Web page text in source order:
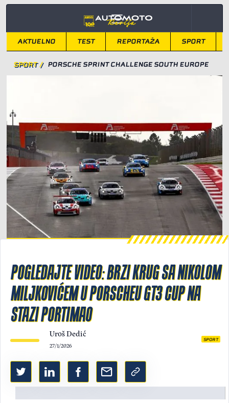
AKTUELNO TEST REPORTAŽA SPORT
SPORT / PORSCHE SPRINT CHALLENGE SOUTH EUROPE
POGLEDAJTE VIDEO: BRZI KRUG SA NIKOLOM
MILJKOVIĆEM U PORSCHEU GT3 CUP NA
STAZI PORTIMAO
Uroš Dedić
27/1/2026
SPORT